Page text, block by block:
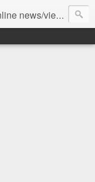
Connecting the community worldwide Editorial Director: Prem Chandran